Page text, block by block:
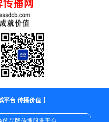
平台 传播价值 】